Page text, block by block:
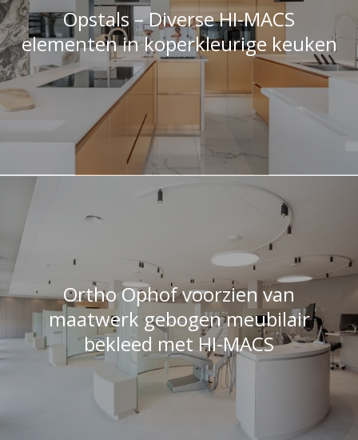
Ortho Ophof voorzien van
maatwerk gebogen meubilair
bekleed met HI-MACS